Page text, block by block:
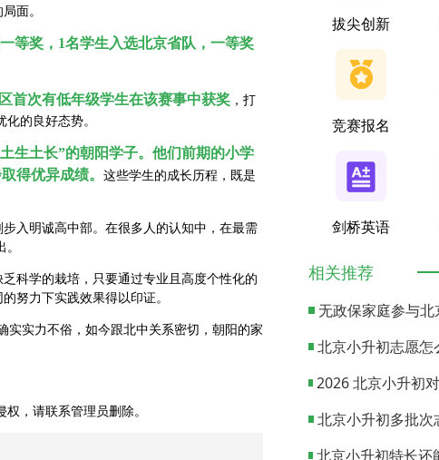
面。
等奖，1名学生入选北京省队，一等奖
首次有低年级学生在该赛事中获奖 ，打
的良好态势。
生土长”的朝阳学子。他们前期的小学
得优异成绩。 这些学生的成长历程，既是
入明诚高中部。在很多人的认知中，在最需
科学的栽培，只要通过专业且高度个性化的
努力下实践效果得以印证。
实力不俗，如今跟北中关系密切，朝阳的家
，请联系管理员删除。
拔尖创新
竞赛报名
剑桥英语
相关推荐